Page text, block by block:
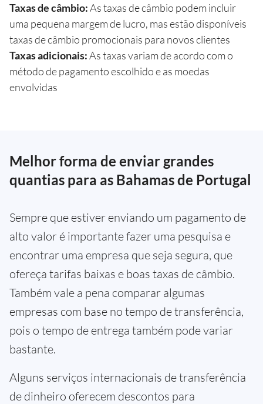
Taxas de câmbio:As taxas de câmbio podem incluir
uma pequena margem de lucro, mas estão disponíveis
taxas de câmbio promocionais para novos clientes
Taxas adicionais:As taxas variam de acordo com o
método de pagamento escolhido e as moedas
envolvidas
Melhor forma de enviar grandes
quantias para as Bahamas de Portugal
Sempre que estiver enviando um pagamento de
alto valor é importante fazer uma pesquisa e
encontrar uma empresa que seja segura, que
ofereça tarifas baixas e boas taxas de câmbio.
Também vale a pena comparar algumas
empresas com base no tempo de transferência,
pois o tempo de entrega também pode variar
bastante.
Alguns serviços internacionais de transferência
de dinheiro oferecem descontos para